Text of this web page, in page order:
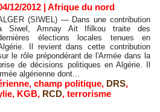
12/2012 | Afrique du nord
(SIWEL) — Dans une contribution
Siwel, Amnay Ait Ifilkou traite des
élections locales tenues en
Il revient dans cette contribution
le rôle prépondérant de l'Armée dans la
de décisions politiques en Algérie. Il
algérienne dont...
, champ politique, DRS,
, KGB, RCD, terrorisme